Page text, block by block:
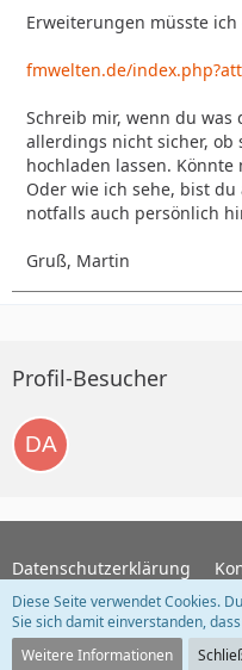
Erweiterungen müsste
fmwelten.de/
Schreib mir, wenn du
allerdings nicht sicher, ob
hochladen lassen.
Oder wie ich sehe, bist
notfalls auch persönlich
Gruß, Martin
Profil-Besucher
Datenschutzerklärung
Community-
Diese Seite verwendet Cookies.
Sie sich damit einverstanden,
Weitere Informationen